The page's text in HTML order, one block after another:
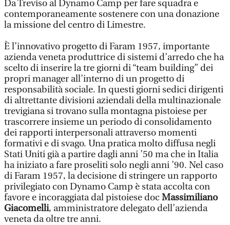
Da Treviso al Dynamo Camp per fare squadra e
contemporaneamente sostenere con una donazione
la missione del centro di Limestre.
È l’innovativo progetto di Faram 1957, importante
azienda veneta produttrice di sistemi d’arredo che ha
scelto di inserire la tre giorni di “team building” dei
propri manager all’interno di un progetto di
responsabilità sociale. In questi giorni sedici dirigenti
di altrettante divisioni aziendali della multinazionale
trevigiana si trovano sulla montagna pistoiese per
trascorrere insieme un periodo di consolidamento
dei rapporti interpersonali attraverso momenti
formativi e di svago. Una pratica molto diffusa negli
Stati Uniti già a partire dagli anni ’50 ma che in Italia
ha iniziato a fare proseliti solo negli anni ’90. Nel caso
di Faram 1957, la decisione di stringere un rapporto
privilegiato con Dynamo Camp è stata accolta con
favore e incoraggiata dal pistoiese docMassimiliano
Giacomelli, amministratore delegato dell’azienda
veneta da oltre tre anni.